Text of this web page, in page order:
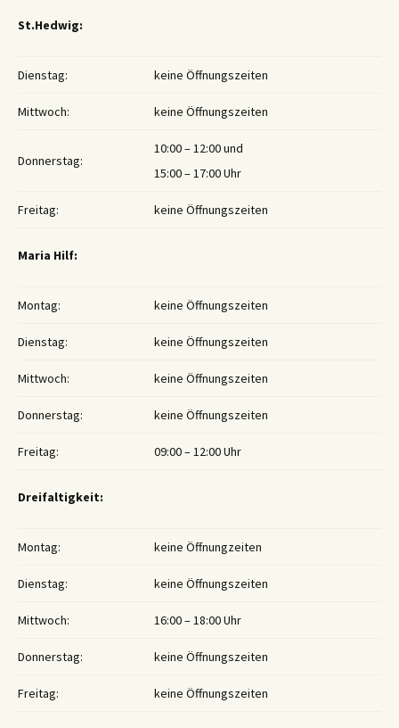
St.Hedwig:
Dienstag: keine Öffnungszeiten
Mittwoch: keine Öffnungszeiten
Donnerstag:
10:00 – 12:00 und
15:00 – 17:00 Uhr
Freitag: keine Öffnungszeiten
Maria Hilf:
Montag: keine Öffnungszeiten
Dienstag: keine Öffnungszeiten
Mittwoch: keine Öffnungszeiten
Donnerstag: keine Öffnungszeiten
Freitag: 09:00 – 12:00 Uhr
Dreifaltigkeit:
Montag: keine Öffnungzeiten
Dienstag: keine Öffnungszeiten
Mittwoch: 16:00 – 18:00 Uhr
Donnerstag: keine Öffnungszeiten
Freitag: keine Öffnungszeiten